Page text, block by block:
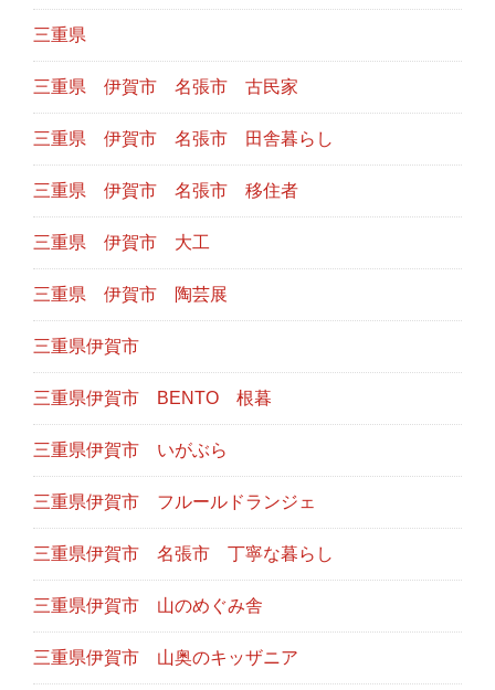
三重県
三重県 伊賀市 名張市 古民家
三重県 伊賀市 名張市 田舎暮らし
三重県 伊賀市 名張市 移住者
三重県 伊賀市 大工
三重県 伊賀市 陶芸展
三重県伊賀市
三重県伊賀市 BENTO 根暮
三重県伊賀市 いがぶら
三重県伊賀市 フルールドランジェ
三重県伊賀市 名張市 丁寧な暮らし
三重県伊賀市 山のめぐみ舎
三重県伊賀市 山奥のキッザニア